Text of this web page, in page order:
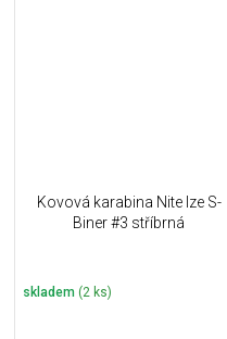
Kovová karabina Nite Ize S-
Biner #3 stříbrná
skladem (2 ks)